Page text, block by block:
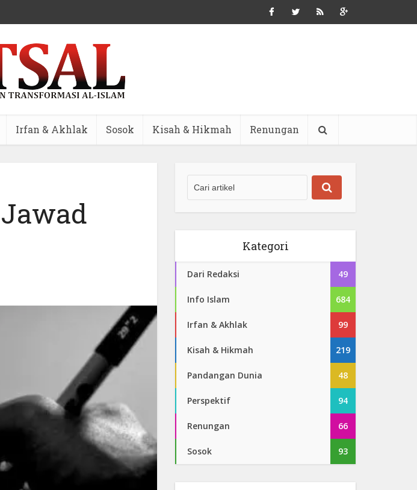
Irfan & Akhlak Sosok Kisah & Hikmah Renungan
Kategori
Dari Redaksi 49
Info Islam 684
Irfan & Akhlak 99
Kisah & Hikmah 219
Pandangan Dunia 48
Perspektif 94
Renungan 66
Sosok 93